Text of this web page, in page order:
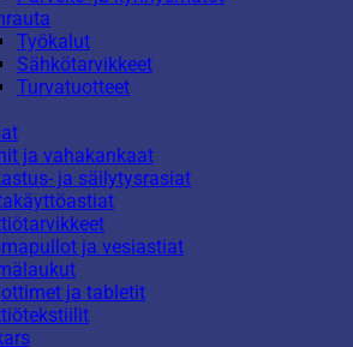
Työkalut
Sähkötarvikkeet
Turvatuotteet
ja vahakankaat
ja säilytysrasiat
ja vesiastiat
ja tabletit